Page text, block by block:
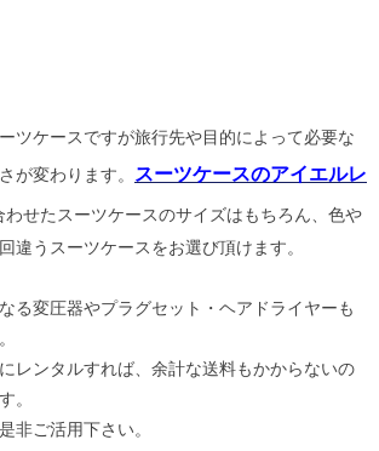
ツケースですが旅行先や目的によって必要な
が変わります。
スーツケースのアイエルレ
わせたスーツケースのサイズはもちろん、色や
違うスーツケースをお選び頂けます。
る変圧器やプラグセット・ヘアドライヤーも
レンタルすれば、余計な送料もかからないの
。
非ご活用下さい。